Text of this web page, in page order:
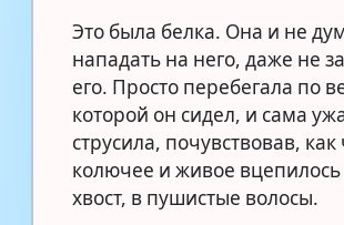
Это была белка. Она и не
нападать на него, даже не
его. Просто перебегала по
которой он сидел, и сама
струсила, почувствовав, как
колючее и живое вцепилось
хвост, в пушистые волосы.